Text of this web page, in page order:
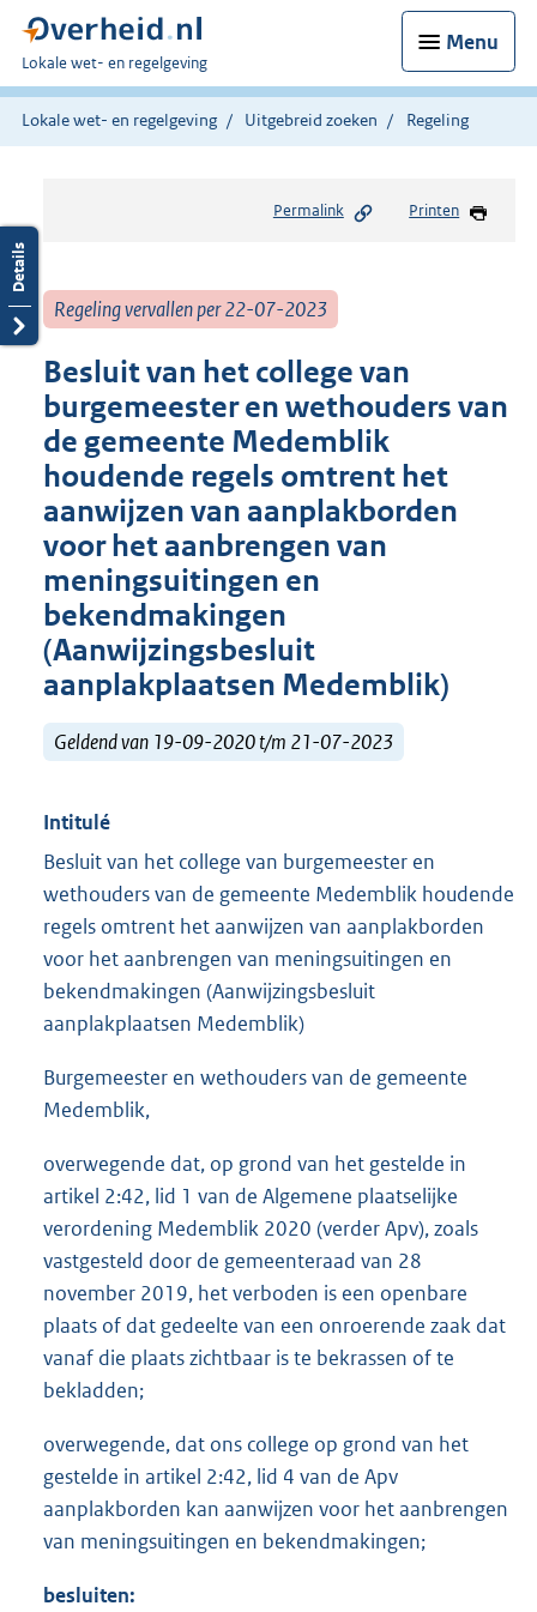
Menu
U
bent
hier:
Lokale wet- en regelgeving
Lokale wet- en regelgeving Uitgebreid zoeken Regeling
Permalink Printen
Regeling vervallen per 22-07-2023
Besluit van het college van
burgemeester en wethouders van
de gemeente Medemblik
houdende regels omtrent het
aanwijzen van aanplakborden
voor het aanbrengen van
meningsuitingen en
bekendmakingen
(Aanwijzingsbesluit
aanplakplaatsen Medemblik)
Geldend van 19-09-2020 t/m 21-07-2023
Intitulé
Besluit van het college van burgemeester en
wethouders van de gemeente Medemblik houdende
regels omtrent het aanwijzen van aanplakborden
voor het aanbrengen van meningsuitingen en
bekendmakingen (Aanwijzingsbesluit
aanplakplaatsen Medemblik)
Burgemeester en wethouders van de gemeente
Medemblik,
overwegende dat, op grond van het gestelde in
artikel 2:42, lid 1 van de Algemene plaatselijke
verordening Medemblik 2020 (verder Apv), zoals
vastgesteld door de gemeenteraad van 28
november 2019, het verboden is een openbare
plaats of dat gedeelte van een onroerende zaak dat
vanaf die plaats zichtbaar is te bekrassen of te
bekladden;
overwegende, dat ons college op grond van het
gestelde in artikel 2:42, lid 4 van de Apv
aanplakborden kan aanwijzen voor het aanbrengen
van meningsuitingen en bekendmakingen;
besluiten: